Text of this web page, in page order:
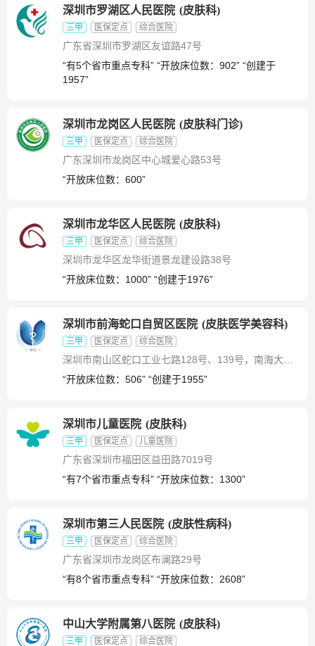
深圳市罗湖区人民医院 (皮肤科)
三甲 医保定点 综合医院
广东省深圳市罗湖区友谊路47号
“有5个省市重点专科” “开放床位数：902” “创建于
1957”
深圳市龙岗区人民医院 (皮肤科门诊)
三甲 医保定点 综合医院
广东深圳市龙岗区中心城爱心路53号
“开放床位数：600”
深圳市龙华区人民医院 (皮肤科)
三甲 医保定点 综合医院
深圳市龙华区龙华街道景龙建设路38号
“开放床位数：1000” “创建于1976”
深圳市前海蛇口自贸区医院 (皮肤医学美容科)
三甲 医保定点 综合医院
“开放床位数：506” “创建于1955”
深圳市儿童医院 (皮肤科)
三甲 医保定点 儿童医院
广东省深圳市福田区益田路7019号
“有7个省市重点专科” “开放床位数：1300”
深圳市第三人民医院 (皮肤性病科)
三甲 医保定点 综合医院
广东省深圳市龙岗区布澜路29号
“有8个省市重点专科” “开放床位数：2608”
中山大学附属第八医院 (皮肤科)
三甲 医保定点 综合医院